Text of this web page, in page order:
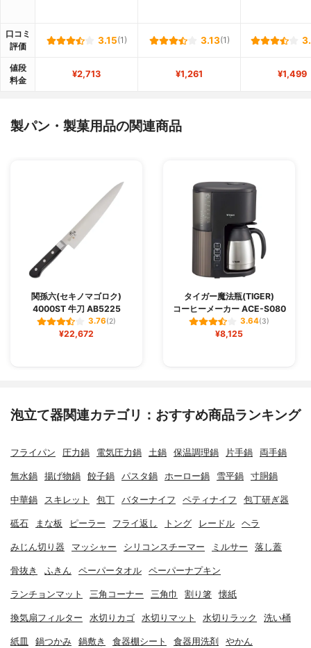
口コミ
評価
3.15(1) 3.13(1)
値段
料金
¥2,713 ¥1,261 ¥1,499
製パン・製菓用品の関連商品
関孫六(セキノマゴロク)
4000ST 牛刀 AB5225
3.76(2)
¥22,672
タイガー魔法瓶(TIGER)
コーヒーメーカー ACE-S080
3.64(3)
¥8,125
泡立て器関連カテゴリ：おすすめ商品ランキング
フライパン 圧力鍋 電気圧力鍋 土鍋 保温調理鍋 片手鍋 両手鍋
無水鍋 揚げ物鍋 餃子鍋 パスタ鍋 ホーロー鍋 雪平鍋 寸胴鍋
中華鍋 スキレット 包丁 バターナイフ ペティナイフ 包丁研ぎ器
砥石 まな板 ピーラー フライ返し トング レードル ヘラ
みじん切り器 マッシャー シリコンスチーマー ミルサー 落し蓋
骨抜き ふきん ペーパータオル ペーパーナプキン
ランチョンマット 三角コーナー 三角巾 割り箸 懐紙
換気扇フィルター 水切りカゴ 水切りマット 水切りラック 洗い桶
紙皿 鍋つかみ 鍋敷き 食器棚シート 食器用洗剤 やかん